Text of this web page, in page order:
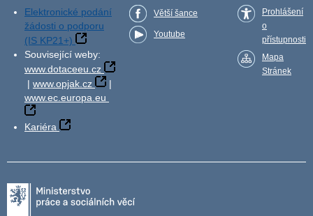
Elektronické podání
žádosti o podporu
(IS KP21+)
Související weby:
www.dotaceeu.cz
| www.opjak.cz
|
www.ec.europa.eu
Kariéra
Větší šance
Youtube
Prohlášení
o
přístupnosti
Mapa
Stránek